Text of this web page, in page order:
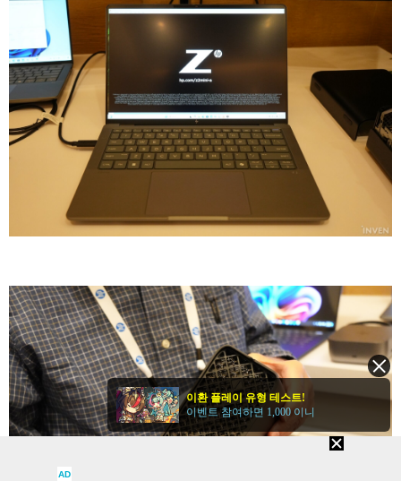
AD
이환 플레이 유형 테스트!
이벤트 참여하면 1,000 이니